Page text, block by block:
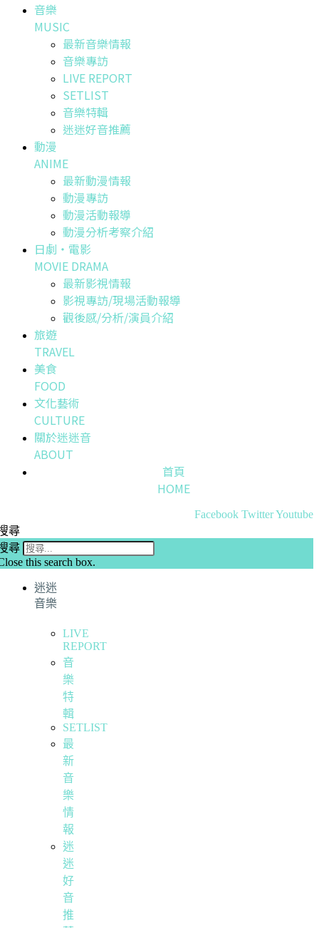
音樂
MUSIC
最新音樂情報
音樂專訪
LIVE REPORT
SETLIST
音樂特輯
迷迷好音推薦
動漫
ANIME
最新動漫情報
動漫專訪
動漫活動報導
動漫分析考察介紹
日劇・電影
MOVIE DRAMA
最新影視情報
影視專訪/現場活動報導
觀後感/分析/演員介紹
旅遊
TRAVEL
美食
FOOD
文化藝術
CULTURE
關於迷迷音
ABOUT
首頁
HOME
Facebook TwitterYoutube
尋
尋
this search box.
迷迷
音樂
LIVE
REPORT
音
樂
特
輯
SETLIST
最
新
音
樂
情
報
迷
迷
好
音
推